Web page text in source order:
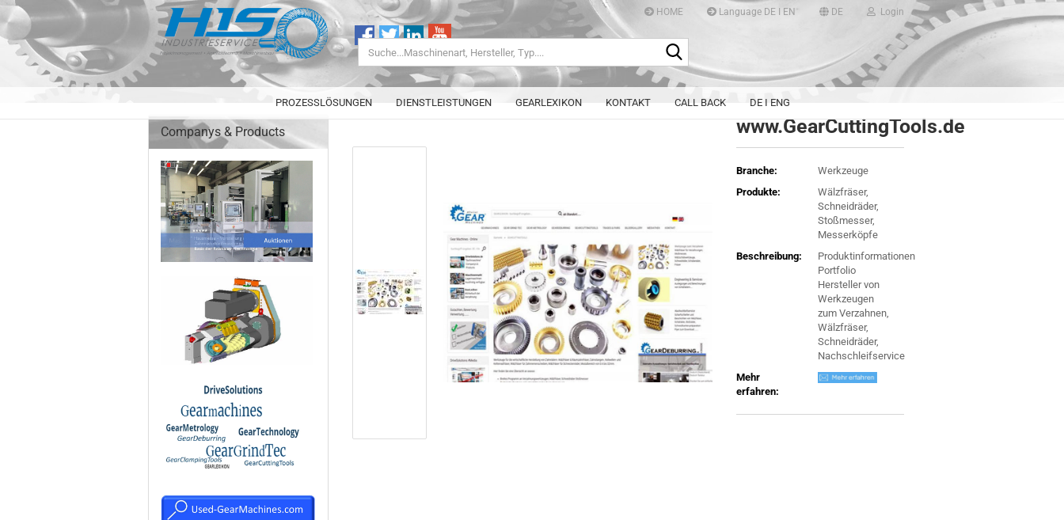
HOME Language DE I EN DE Login
Typ....
PROZESSLÖSUNGEN DIENSTLEISTUNGEN GEARLEXIKON KONTAKT CALL BACK DE I ENG
www.GearCuttingTools.de
Branche:
Werkzeuge
Produkte:
Wälzfräser,
Schneidräder,
Stoßmesser,
Messerköpfe
Beschreibung:
Produktinformationen
Portfolio
Hersteller von
Werkzeugen
zum Verzahnen,
Wälzfräser,
Schneidräder,
Nachschleifservice
Mehr
erfahren:
Companys & Products